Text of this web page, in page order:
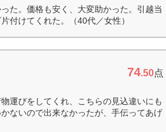
た。価格も安く、大変助かった。引越当
付けてくれた。（40代／女性）
74.50点
運びをしてくれ、こちらの見込違いにも
ないので出来なかったが、手伝ってあげ